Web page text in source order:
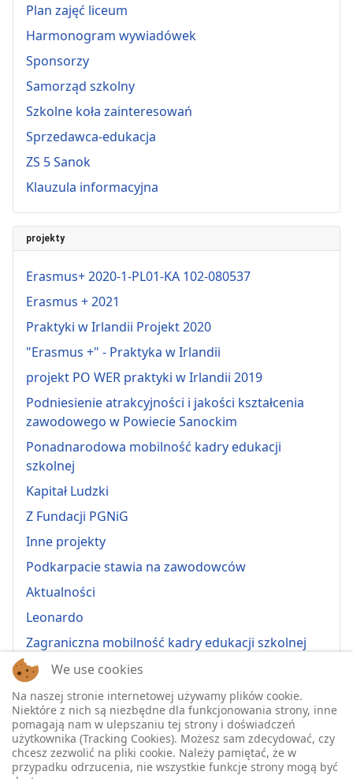
Plan zajęć liceum
Harmonogram wywiadówek
Sponsorzy
Samorząd szkolny
Szkolne koła zainteresowań
Sprzedawca-edukacja
ZS 5 Sanok
Klauzula informacyjna
projekty
Erasmus+ 2020-1-PL01-KA 102-080537
Erasmus + 2021
Praktyki w Irlandii Projekt 2020
"Erasmus +" - Praktyka w Irlandii
projekt PO WER praktyki w Irlandii 2019
Podniesienie atrakcyjności i jakości kształcenia
zawodowego w Powiecie Sanockim
Ponadnarodowa mobilność kadry edukacji
szkolnej
Kapitał Ludzki
Z Fundacji PGNiG
Inne projekty
Podkarpacie stawia na zawodowców
Aktualności
Leonardo
Zagraniczna mobilność kadry edukacji szkolnej
Erasmus+ 2022-1-PL01-KA121-VET-000064815
Erasmus + 2022-1-PL01-KA121-SCH-000064635
Erasmus + 2023-1-PL01-KA121-SCH-000135484
Erasmus + 2023-1-PL01-KA121-VET-000139220
ERASMUS+ 2024-1-PL01-KA121-VET-000224230
We use cookies
Na naszej stronie internetowej używamy plików cookie.
Niektóre z nich są niezbędne dla funkcjonowania strony, inne
pomagają nam w ulepszaniu tej strony i doświadczeń
użytkownika (Tracking Cookies). Możesz sam zdecydować, czy
chcesz zezwolić na pliki cookie. Należy pamiętać, że w
przypadku odrzucenia, nie wszystkie funkcje strony mogą być